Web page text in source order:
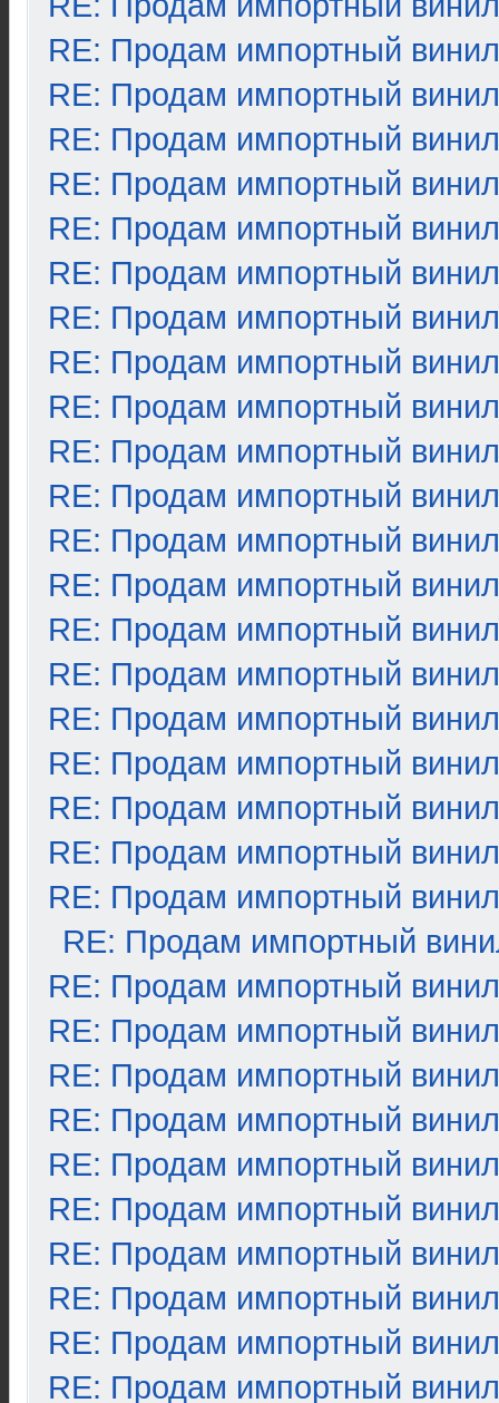
RE: Продам импортный винил
RE: Продам импортный винил
RE: Продам импортный винил
RE: Продам импортный винил
RE: Продам импортный винил
RE: Продам импортный винил
RE: Продам импортный винил
RE: Продам импортный винил
RE: Продам импортный винил
RE: Продам импортный винил
RE: Продам импортный винил
RE: Продам импортный винил
RE: Продам импортный винил
RE: Продам импортный винил
RE: Продам импортный винил
RE: Продам импортный винил
RE: Продам импортный винил
RE: Продам импортный винил
RE: Продам импортный винил
RE: Продам импортный винил
RE: Продам импортный
RE: Продам импортный винил
RE: Продам импортный винил
RE: Продам импортный винил
RE: Продам импортный винил
RE: Продам импортный винил
RE: Продам импортный винил
RE: Продам импортный винил
RE: Продам импортный винил
RE: Продам импортный винил
RE: Продам импортный винил